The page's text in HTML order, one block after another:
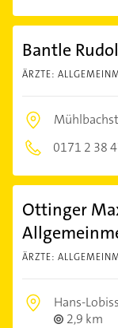
Bantle
ÄRZTE:
0171 2 38
Ottinger
ÄRZTE:
Hans-
2,9 km